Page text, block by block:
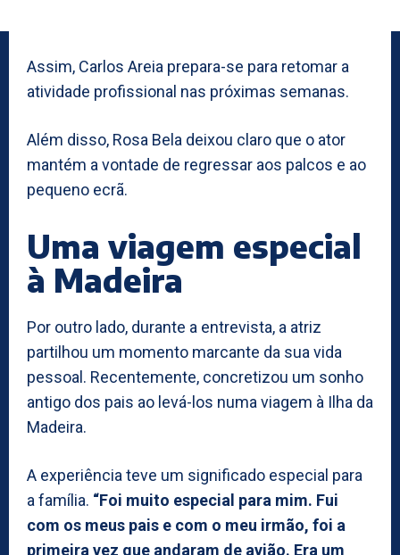
Assim, Carlos Areia prepara-se para retomar a
atividade profissional nas próximas semanas.
Além disso, Rosa Bela deixou claro que o ator
mantém a vontade de regressar aos palcos e ao
pequeno ecrã.
Uma viagem especial
à Madeira
Por outro lado, durante a entrevista, a atriz
partilhou um momento marcante da sua vida
pessoal. Recentemente, concretizou um sonho
antigo dos pais ao levá-los numa viagem à Ilha da
Madeira.
A experiência teve um significado especial para
a família. “Foi muito especial para mim. Fui
com os meus pais e com o meu irmão, foi a
primeira vez que andaram de avião. Era um